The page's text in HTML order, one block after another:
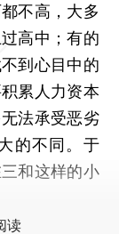
不高，大多
高中；有的
到心目中的
累人力资本
法承受恶劣
的不同。于
和这样的小
读